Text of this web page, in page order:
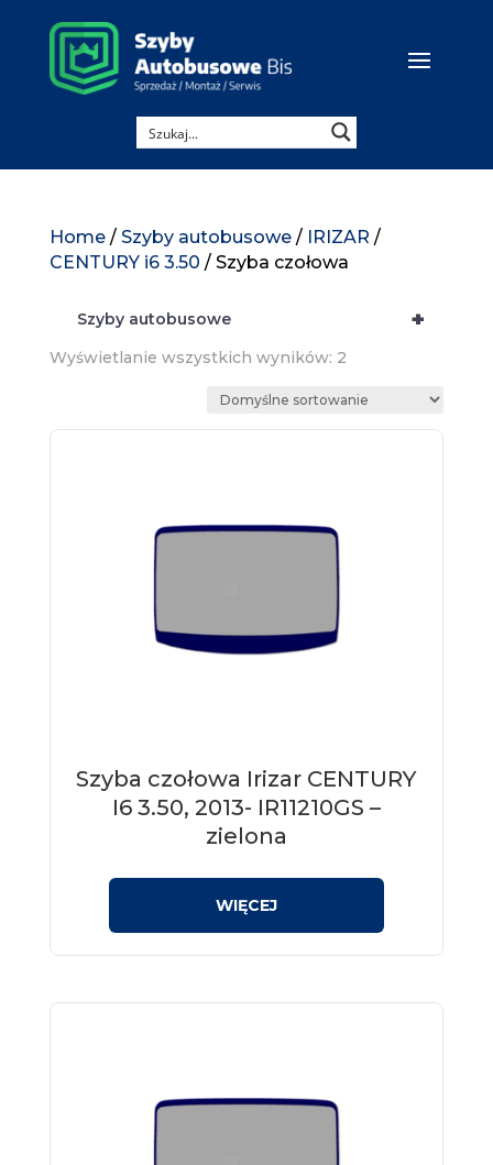
Home/ Szyby autobusowe/ IRIZAR /
CENTURY i6 3.50 / Szyba czołowa
+
Szyby autobusowe
Wyświetlanie wszystkich wyników: 2
Szyba czołowa Irizar CENTURY
I6 3.50, 2013- IR11210GS –
zielona